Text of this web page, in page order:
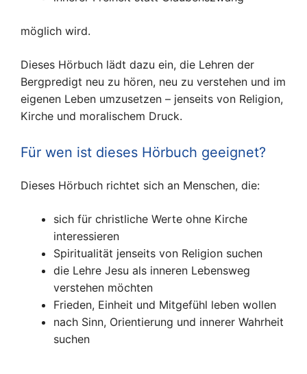
möglich wird.
Dieses Hörbuch lädt dazu ein, die Lehren der
Bergpredigt neu zu hören, neu zu verstehen und im
eigenen Leben umzusetzen – jenseits von Religion,
Kirche und moralischem Druck.
Für wen ist dieses Hörbuch geeignet?
Dieses Hörbuch richtet sich an Menschen, die:
sich für christliche Werte ohne Kirche
interessieren
Spiritualität jenseits von Religion suchen
die Lehre Jesu als inneren Lebensweg
verstehen möchten
Frieden, Einheit und Mitgefühl leben wollen
nach Sinn, Orientierung und innerer Wahrheit
suchen